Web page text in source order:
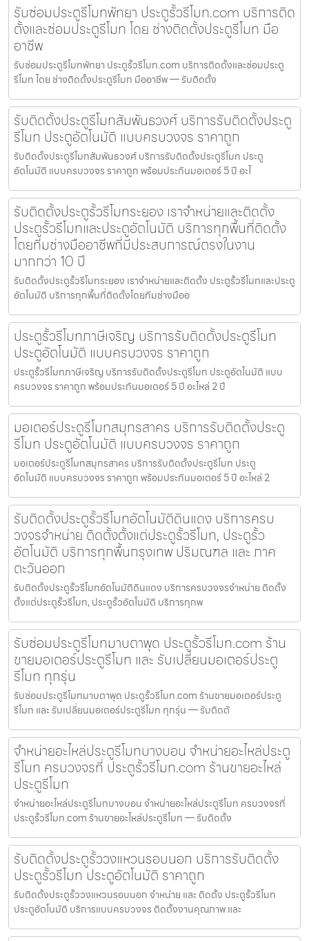
รับซ่อมประตูรีโมทพัทยา ประตูรั้วรีโมท.com บริการติด
ตั้งและซ่อมประตูรีโมท โดย ช่างติดตั้งประตูรีโมท มือ
อาชีพ
รับซ่อมประตูรีโมทพัทยา ประตูรั้วรีโมท.com บริการติดตั้งและซ่อมประตู
รีโมท โดย ช่างติดตั้งประตูรีโมท มืออาชีพ — รับติดตั้ง
รับติดตั้งประตูรีโมทสัมพันธวงศ์ บริการรับติดตั้งประตู
รีโมท ประตูอัตโนมัติ แบบครบวงจร ราคาถูก
รับติดตั้งประตูรีโมทสัมพันธวงศ์ บริการรับติดตั้งประตูรีโมท ประตู
อัตโนมัติ แบบครบวงจร ราคาถูก พร้อมประกันมอเตอร์ 5 ปี อะไ
รับติดตั้งประตูรั้วรีโมทระยอง เราจำหน่ายและติดตั้ง
ประตูรั้วรีโมทและประตูอัตโนมัติ บริการทุกพื้นที่ติดตั้ง
โดยทีมช่างมืออาชีพที่มีประสบการณ์ตรงในงาน
มากกว่า 10 ปี
รับติดตั้งประตูรั้วรีโมทระยอง เราจำหน่ายและติดตั้ง ประตูรั้วรีโมทและประตู
อัตโนมัติ บริการทุกพื้นที่ติดตั้งโดยทีมช่างมืออ
ประตูรั้วรีโมทภาษีเจริญ บริการรับติดตั้งประตูรีโมท
ประตูอัตโนมัติ แบบครบวงจร ราคาถูก
ประตูรั้วรีโมทภาษีเจริญ บริการรับติดตั้งประตูรีโมท ประตูอัตโนมัติ แบบ
ครบวงจร ราคาถูก พร้อมประกันมอเตอร์ 5 ปี อะไหล่ 2 ปี
มอเตอร์ประตูรีโมทสมุทรสาคร บริการรับติดตั้งประตู
รีโมท ประตูอัตโนมัติ แบบครบวงจร ราคาถูก
มอเตอร์ประตูรีโมทสมุทรสาคร บริการรับติดตั้งประตูรีโมท ประตู
อัตโนมัติ แบบครบวงจร ราคาถูก พร้อมประกันมอเตอร์ 5 ปี อะไหล่ 2
รับติดตั้งประตูรั้วรีโมทอัตโนมัติดินแดง บริการครบ
วงจรจำหน่าย ติดตั้งตั้งแต่ประตูรั้วรีโมท, ประตูรั้ว
อัตโนมัติ บริการทุกพื้นกรุงเทพ ปริมณฑล และ ภาค
ตะวันออก
รับติดตั้งประตูรั้วรีโมทอัตโนมัติดินแดง บริการครบวงจรจำหน่าย ติดตั้ง
ตั้งแต่ประตูรั้วรีโมท, ประตูรั้วอัตโนมัติ บริการทุกพ
รับซ่อมประตูรีโมทมาบตาพุด ประตูรั้วรีโมท.com ร้าน
ขายมอเตอร์ประตูรีโมท และ รับเปลี่ยนมอเตอร์ประตู
รีโมท ทุกรุ่น
รับซ่อมประตูรีโมทมาบตาพุด ประตูรั้วรีโมท.com ร้านขายมอเตอร์ประตู
รีโมท และ รับเปลี่ยนมอเตอร์ประตูรีโมท ทุกรุ่น — รับติดตั
จำหน่ายอะไหล่ประตูรีโมทบางบอน จำหน่ายอะไหล่ประตู
รีโมท ครบวงจรที่ ประตูรั้วรีโมท.com ร้านขายอะไหล่
ประตูรีโมท
จำหน่ายอะไหล่ประตูรีโมทบางบอน จำหน่ายอะไหล่ประตูรีโมท ครบวงจรที่
ประตูรั้วรีโมท.com ร้านขายอะไหล่ประตูรีโมท — รับติดตั้ง
รับติดตั้งประตูรั้ววงแหวนรอบนอก บริการรับติดตั้ง
ประตูรั้วรีโมท ประตูอัตโนมัติ ราคาถูก
รับติดตั้งประตูรั้ววงแหวนรอบนอก จำหน่าย และ ติดตั้ง ประตูรั้วรีโมท
ประตูอัตโนมัติ บริการแบบครบวงจร ติดตั้งงานคุณภาพ และ